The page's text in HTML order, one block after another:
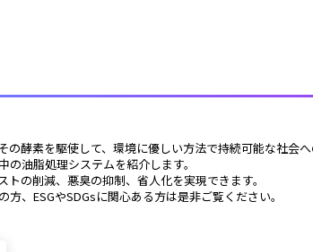
酵素を駆使して、環境に優しい方法で持続可能な社会へ
油脂処理システムを紹介します。
の削減、悪臭の抑制、省人化を実現できます。
、ESGやSDGsに関心ある方は是非ご覧ください。